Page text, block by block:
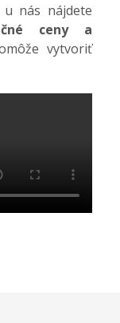
u nás nájdete
ceny a
vytvoriť